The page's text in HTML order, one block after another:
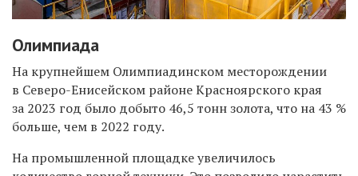
Олимпиада
На крупнейшем Олимпиадинском месторождении
в Северо-Енисейском районе Красноярского края
за 2023 год было добыто 46,5 тонн золота, что на 43 %
больше, чем в 2022 году.
На промышленной площадке увеличилось